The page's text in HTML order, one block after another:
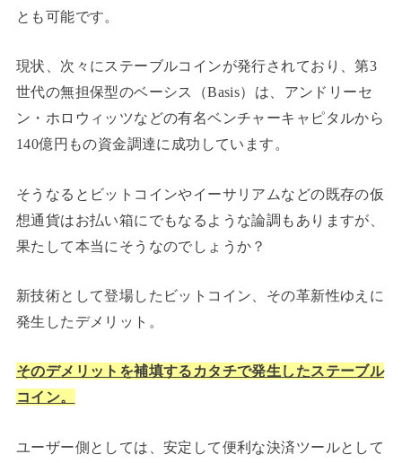
とも可能です。
現状、次々にステーブルコインが発行されており、第3
世代の無担保型のベーシス（Basis）は、アンドリーセ
ン・ホロウィッツなどの有名ベンチャーキャピタルから
140億円もの資金調達に成功しています。
そうなるとビットコインやイーサリアムなどの既存の仮
想通貨はお払い箱にでもなるような論調もありますが、
果たして本当にそうなのでしょうか？
新技術として登場したビットコイン、その革新性ゆえに
発生したデメリット。
そのデメリットを補填するカタチで発生したステーブル
コイン。
ユーザー側としては、安定して便利な決済ツールとして